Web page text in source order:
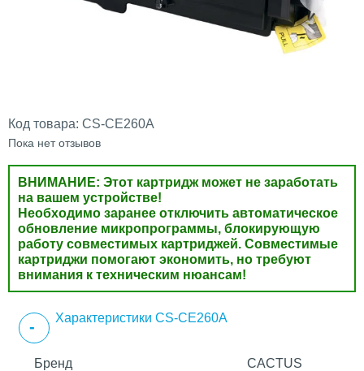
Код товара: CS-CE260A
Пока нет отзывов
ВНИМАНИЕ: Этот картридж может не заработать
на вашем устройстве!
Необходимо заранее отключить автоматическое
обновление микропрограммы, блокирующую
работу совместимых картриджей. Совместимые
картриджи помогают экономить, но требуют
внимания к техническим нюансам!
Характеристики CS-CE260A
Бренд CACTUS